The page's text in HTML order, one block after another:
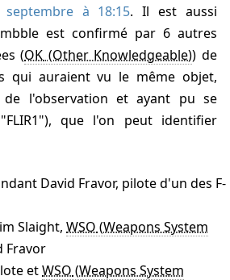
à 18:15. Il est aussi
est confirmé par 6 autres
(OK
) de
qui auraient vu le même objet,
de l'observation et ayant pu se
que l'on peut identifier
David Fravor, pilote d'un des F-
Slaight, WSO
Fravor
etWSO